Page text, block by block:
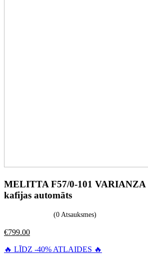
MELITTA F57/0-101 VARIANZA
kafijas automāts
(0 Atsauksmes)
€799.00
🔥 LĪDZ -40% ATLAIDES 🔥